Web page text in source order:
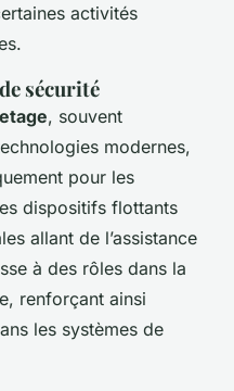
activités
sécurité
, souvent
modernes,
pour les
dispositifs flottants
allant de l’assistance
à des rôles dans la
renforçant ainsi
les systèmes de